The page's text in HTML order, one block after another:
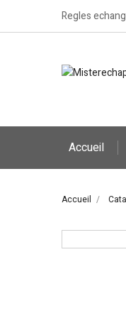
Regles
Accueil
Accueil